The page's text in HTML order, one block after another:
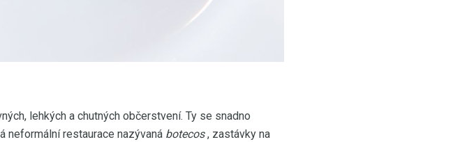
lehkých a chutných občerstvení. Ty se snadno
neformální restaurace nazývaná botecos, zastávky na